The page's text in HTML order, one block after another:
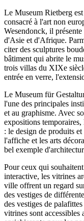
Le Museum Rietberg
consacré à l'art non
Wesendonck, il
d'Asie et d'Afrique.
citer des sculptures
bâtiment qui abrite le
trois villas du XIXe
entrée en verre,
Le Museum für
l'une des principales
et au graphisme. Avec
expositions
: le design de produits
l'affiche et les arts
bel exemple
Pour ceux qui
interactive, les vitrines
ville offrent un regard
des vestiges de
des vestiges de
vitrines sont